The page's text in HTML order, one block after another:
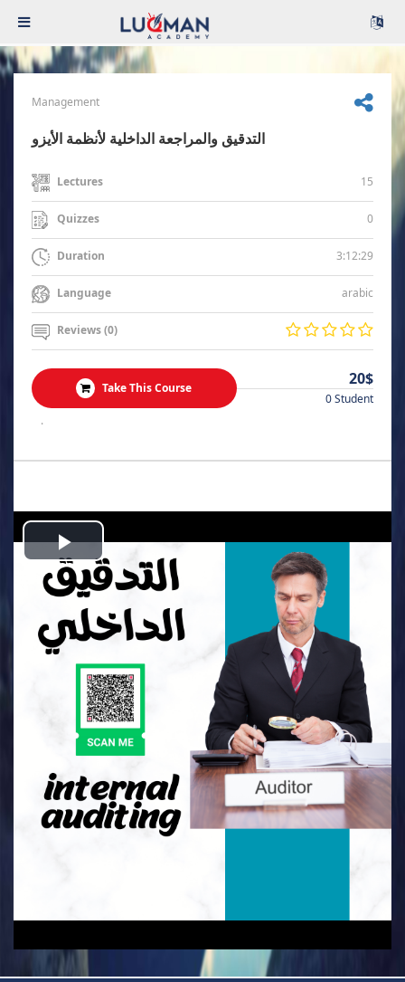
Management
التدقيق والمراجعة الداخلية لأنظمة الأيزو
Lectures 15
Quizzes 0
Duration 3:12:29
Language arabic
Reviews (0)
Take This Course 20$
0 Student
.
Play
Video